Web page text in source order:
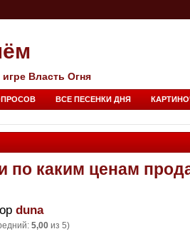
Власть Огня
ВСЕ ПЕСЕНКИ ДНЯ
по каким ценам
duna
5,00 из 5)